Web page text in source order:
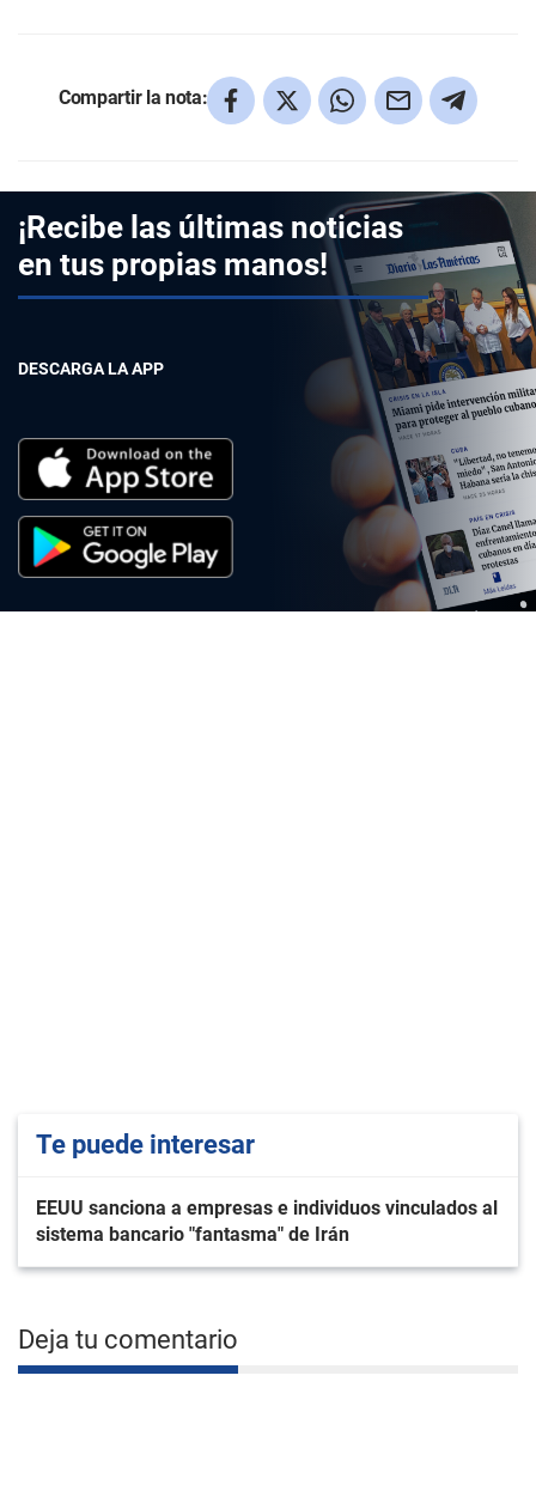
Compartir la nota:
¡Recibe las últimas noticias
en tus propias manos!
DESCARGA LA APP
Te puede interesar
EEUU sanciona a empresas e individuos vinculados al
sistema bancario "fantasma" de Irán
Deja tu comentario